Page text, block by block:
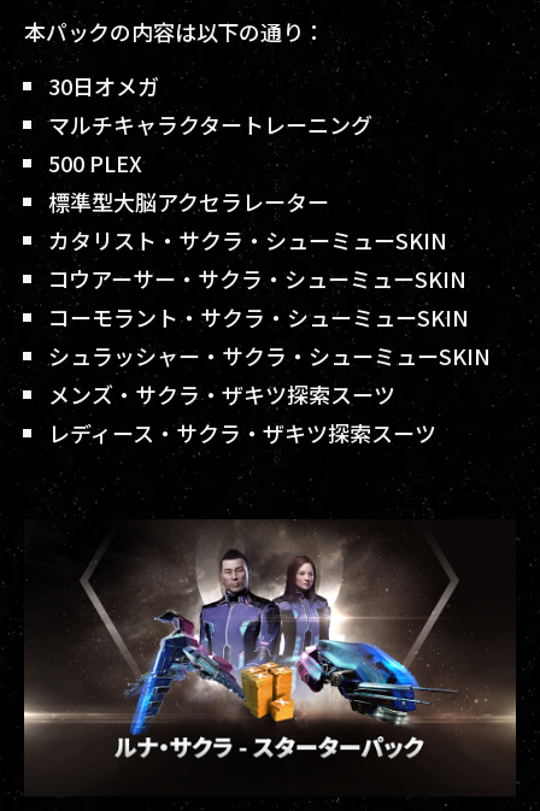
本パックの内容は以下の通り：
30日オメガ
マルチキャラクタートレーニング
500 PLEX
標準型大脳アクセラレーター
カタリスト・サクラ・シューミューSKIN
コウアーサー・サクラ・シューミューSKIN
コーモラント・サクラ・シューミューSKIN
シュラッシャー・サクラ・シューミューSKIN
メンズ・サクラ・ザキツ探索スーツ
レディース・サクラ・ザキツ探索スーツ